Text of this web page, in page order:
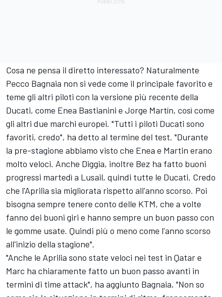
Cosa ne pensa il diretto interessato? Naturalmente
Pecco Bagnaia non si vede come il principale favorito e
teme gli altri piloti con la versione più recente della
Ducati, come Enea Bastianini e Jorge Martín, così come
gli altri due marchi europei. "Tutti i piloti Ducati sono
favoriti, credo", ha detto al termine del test. "Durante
la pre-stagione abbiamo visto che Enea e Martin erano
molto veloci. Anche Diggia, inoltre Bez ha fatto buoni
progressi martedì a Lusail, quindi tutte le Ducati. Credo
che l'Aprilia sia migliorata rispetto all'anno scorso. Poi
bisogna sempre tenere conto delle KTM, che a volte
fanno dei buoni giri e hanno sempre un buon passo con
le gomme usate. Quindi più o meno come l'anno scorso
all'inizio della stagione".
"Anche le Aprilia sono state veloci nei test in Qatar e
Marc ha chiaramente fatto un buon passo avanti in
termini di time attack", ha aggiunto Bagnaia, "Non so